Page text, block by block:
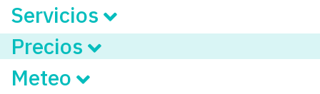
Servicios
Precios
Meteo